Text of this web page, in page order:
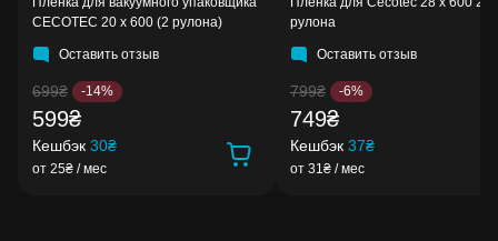
CECOTEC 20 x 600 (2 рулона)
Оставить отзыв
699₴ -14%
599₴
Кешбэк 30₴
от 25₴ / мес
рулона
Оставить отзыв
799₴ -6%
749₴
Кешбэк 37₴
от 31₴ / мес